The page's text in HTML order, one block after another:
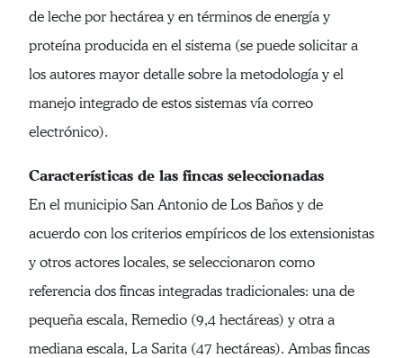
de leche por hectárea y en términos de energía y
proteína producida en el sistema (se puede solicitar a
los autores mayor detalle sobre la metodología y el
manejo integrado de estos sistemas vía correo
electrónico).
Características de las fincas seleccionadas
En el municipio San Antonio de Los Baños y de
acuerdo con los criterios empíricos de los extensionistas
y otros actores locales, se seleccionaron como
referencia dos fincas integradas tradicionales: una de
pequeña escala, Remedio (9,4 hectáreas) y otra a
mediana escala, La Sarita (47 hectáreas). Ambas fincas